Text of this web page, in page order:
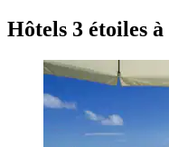
Hôtels 3 étoiles